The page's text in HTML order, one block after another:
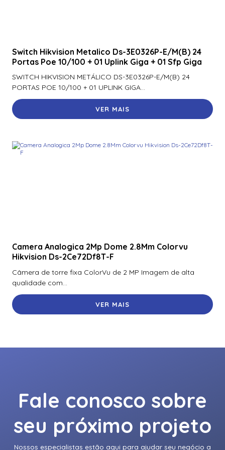
920Pmnnekea073 | Assa Abloy | Leitor De Proximidade
Rp40
920Pmntekma003 | Assa Abloy | Leitor De Proximidade
Rp40
920Ptnnek00000 | Assa Abloy | Leitor De Proximidade Se
Rp40
Rk40
921Ptnnek00000 | Assa Abloy | Leitor De Proximidade
Rpk40
928Nfntek000Te | Assa Abloy | Leitor De Proximidade
Rklb40
940Ntntek00000 | Assa Abloy | Leitor De Proximidade R90
Controladores Compatíveis Via Rs-485
Ah40In2 | Assa Abloy | Hub De Interface Ethernet Ip Poe
Para Vault Next
Altofalante/Sirene/Corneta Ip Hikvision Ds-Pa0103-B
Switch Hikvision Metalico Ds-3E0326P-E/M(B) 24
Portas Poe 10/100 + 01 Uplink Giga + 01 Sfp Giga
SWITCH HIKVISION METÁLICO DS-3E0326P-E/M(B) 24
PORTAS POE 10/100 + 01 UPLINK GIGA...
VER MAIS
Camera Analogica 2Mp Dome 2.8Mm Colorvu
Hikvision Ds-2Ce72Df8T-F
Câmera de torre fixa ColorVu de 2 MP Imagem de alta
qualidade com...
VER MAIS
Fale conosco sobre
seu próximo projeto
Nossos especialistas estão aqui para ajudar seu negócio a